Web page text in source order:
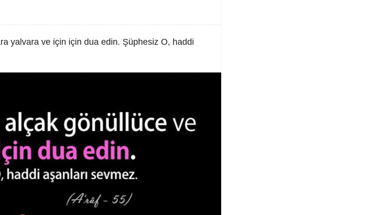
yalvara ve için için dua edin. Şüphesiz O, haddi